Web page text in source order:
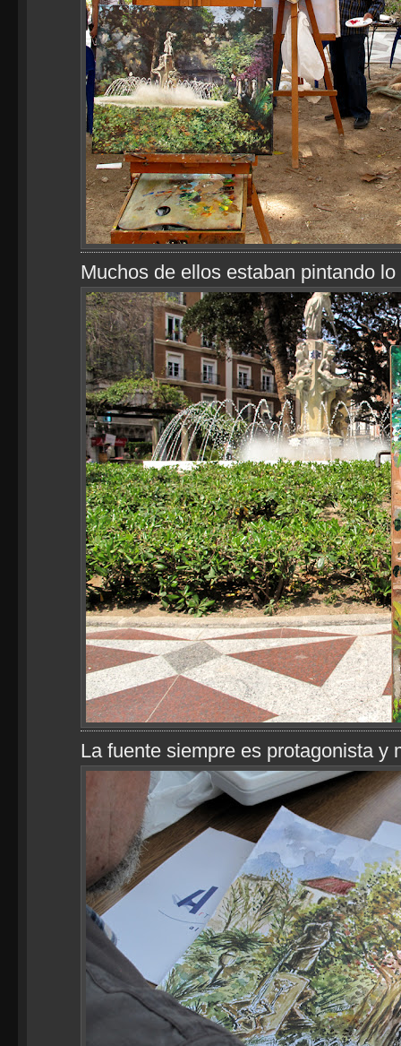
Muchos de ellos estaban pintando
La fuente siempre es protagonista y